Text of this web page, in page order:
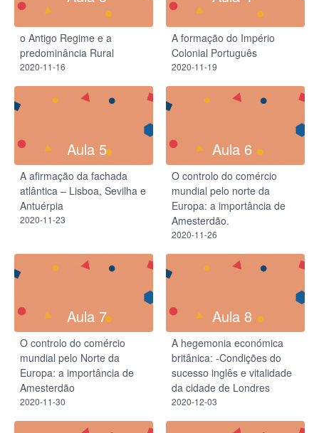
o Antigo Regime e a
predominância Rural
2020-11-16
A formação do Império
Colonial Português
2020-11-19
Aula 5
A afirmação da fachada
atlântica – Lisboa, Sevilha e
Antuérpia
2020-11-23
Aula 6
O controlo do comércio
mundial pelo norte da
Europa: a importância de
Amesterdão.
2020-11-26
Aula 7
O controlo do comércio
mundial pelo Norte da
Europa: a importância de
Amesterdão
2020-11-30
Aula 8
A hegemonia económica
britânica: -Condições do
sucesso inglês e vitalidade
da cidade de Londres
2020-12-03